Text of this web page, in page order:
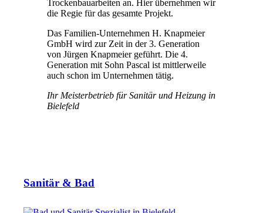
Trockenbauarbeiten an. Hier übernehmen wir
die Regie für das gesamte Projekt.
Das Familien-Unter­neh­men H. Knapmeier
GmbH wird zur Zeit in der 3. Generation
von Jürgen Knapmeier geführt. Die 4.
Generation mit Sohn Pascal ist mittlerweile
auch schon im Unternehmen tätig.
Ihr Meisterbetrieb für Sanitär und Heizung in
Bielefeld
Sanitär & Bad